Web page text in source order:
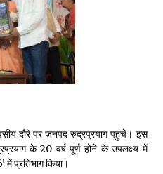
Day 14 May
दौरे पर जनपद रुद्रप्रयाग पहुंचे। इस
के 20 वर्ष पूर्ण होने के उपलक्ष्य में
में प्रतिभाग किया।